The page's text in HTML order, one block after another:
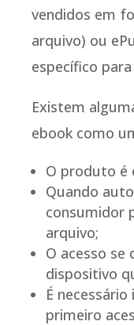
vendidos em
arquivo) ou
específico
Existem
ebook como
O produto é
Quando
consumidor
arquivo;
O acesso se
dispositivo
É
primeiro